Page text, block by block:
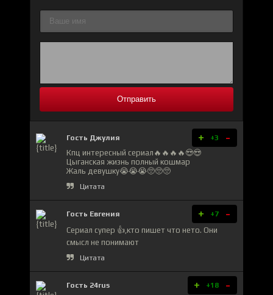
Отправить
Гость Джулия + +3 -
Кпц интересный сериал🔥🔥🔥🔥😍😍
Цыганская жизнь полный кошмар
Жаль девушку😭😭😭🥺🥺🥺
Цитата
Гость Евгения + +7 -
Сериал супер 👍,кто пишет что нето. Они
смысл не понимают
Цитата
Гость 24rus + +18 -